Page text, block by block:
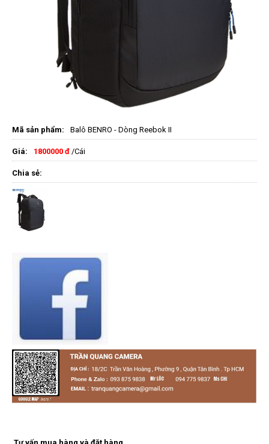
Mã sản phẩm: Balô BENRO - Dòng Reebok II
Giá: 1800000 đ /Cái
Chia sẻ: